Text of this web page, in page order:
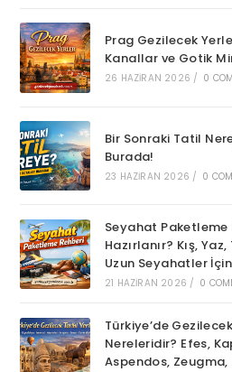
Prag Gezilecek
Kanallar ve Gotik
26 HAZIRAN 2026 / 0
Bir Sonraki Tatil
Burada!
23 HAZIRAN 2026 / 0
Seyahat Paketleme
Hazırlanır? Kış,
Uzun Seyahatler
21 HAZIRAN 2026 / 0
Türkiye’de
Nereleridir? Efes,
Aspendos,